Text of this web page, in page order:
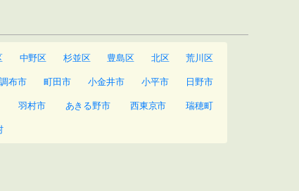
中野区 杉並区 豊島区 北区 荒川区
調布市 町田市 小金井市 小平市 日野市
羽村市 あきる野市 西東京市 瑞穂町